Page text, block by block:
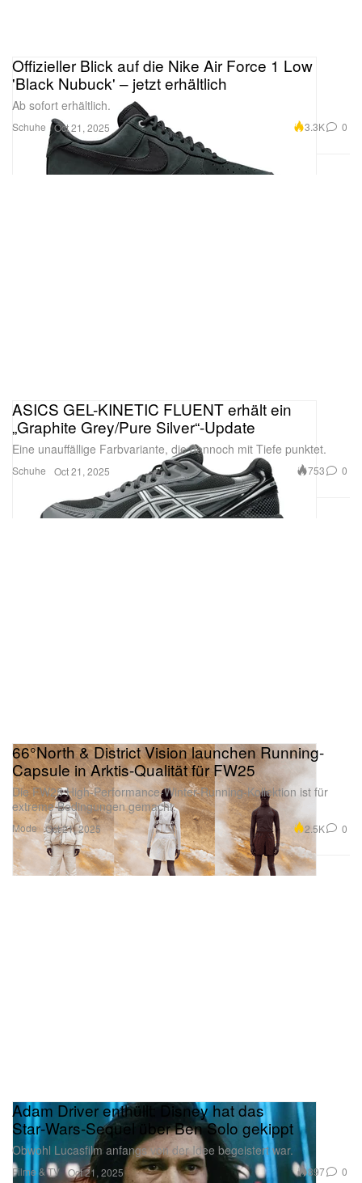
Schuhe
Offizieller Blick auf die Nike Air Force 1 Low
'Black Nubuck' – jetzt erhältlich
Ab sofort erhältlich.
Oct 21, 2025 3.3K 0
Schuhe
ASICS GEL-KINETIC FLUENT erhält ein
„Graphite Grey/Pure Silver“-Update
Eine unauffällige Farbvariante, die dennoch mit Tiefe punktet.
Oct 21, 2025 753 0
Mode
66°North & District Vision launchen Running-
Capsule in Arktis-Qualität für FW25
Die FW25 High-Performance-Winter-Running-Kollektion ist für
extreme Bedingungen gemacht.
Oct 21, 2025 2.5K 0
Filme & TV
Adam Driver enthüllt: Disney hat das
Star‑Wars‑Sequel über Ben Solo gekippt
Obwohl Lucasfilm anfangs von der Idee begeistert war.
Oct 21, 2025 897 0